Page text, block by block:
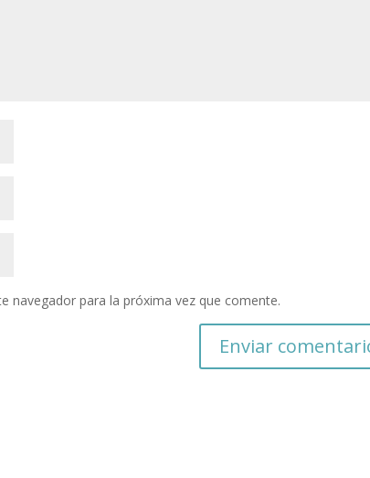
navegador para la próxima vez que comente.